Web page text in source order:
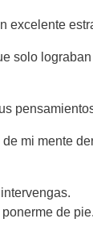
solo
mi mente
de pie.